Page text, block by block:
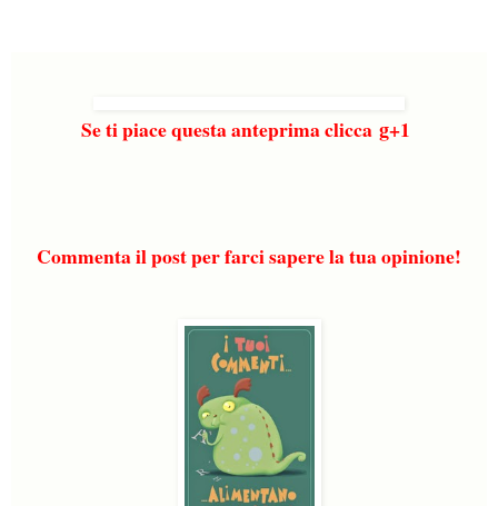
Se ti piace questa anteprima clicca g+1
Commenta il post per farci sapere la tua opinione!